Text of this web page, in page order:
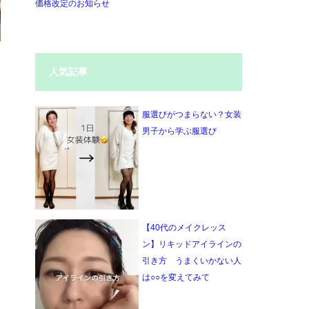
価格改定のお知らせ
人気記事
服選びがつまらない？女装
男子から学ぶ服選び
【40代のメイクレッス
ン】リキッドアイラインの
引き方 うまくいかない人
は○○を変えてみて